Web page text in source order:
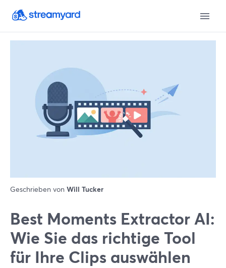
Geschrieben von Will Tucker
Best Moments Extractor AI:
Wie Sie das richtige Tool
für Ihre Clips auswählen